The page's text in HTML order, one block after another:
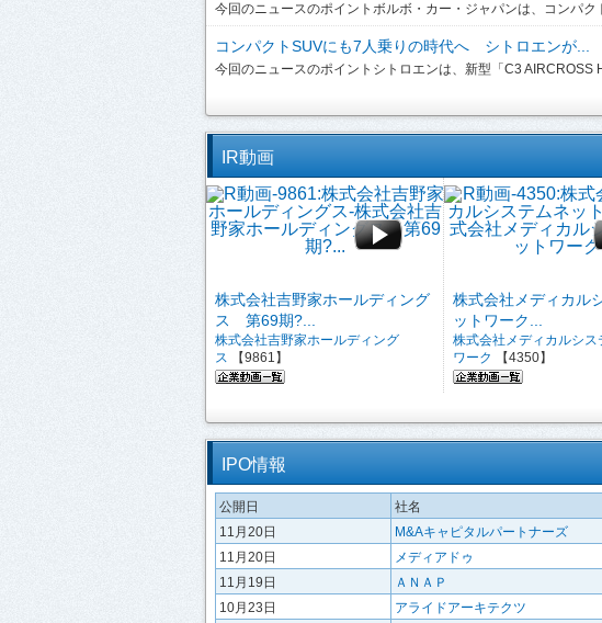
今回のニュースのポイントボルボ・カー・ジャパンは、コンパク
コンパクトSUVにも7人乗りの時代へ シトロエンが...
今回のニュースのポイントシトロエンは、新型「C3 AIRCROSS
IR動画
株式会社吉野家ホールディング
ス 第69期?...
株式会社吉野家ホールディング
ス 【9861】
株式会社メディカル
ットワーク...
株式会社メディカルシス
ワーク
【4350】
IPO情報
公開日 社名
11月20日
M&Aキャピタルパートナーズ
11月20日
メディアドゥ
11月19日
ＡＮＡＰ
10月23日
アライドアーキテクツ